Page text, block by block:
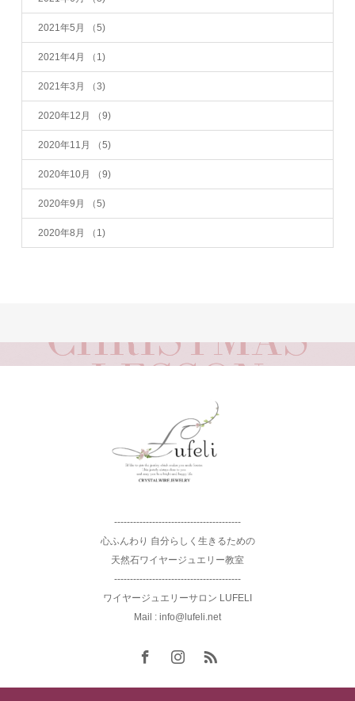
2021年5月 （5)
2021年4月 （1)
2021年3月 （3)
2020年12月 （9)
2020年11月 （5)
2020年10月 （9)
2020年9月 （5)
2020年8月 （1)
----------------------------------------
心ふんわり 自分らしく生きるための
天然石ワイヤージュエリー教室
----------------------------------------
ワイヤージュエリーサロン LUFELI
Mail : info@lufeli.net